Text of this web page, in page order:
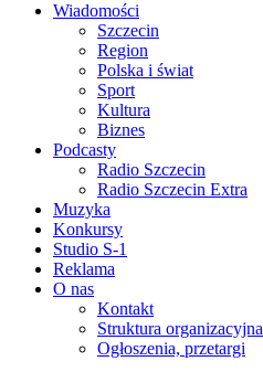
Wiadomości
Szczecin
Region
Polska i świat
Sport
Kultura
Biznes
Podcasty
Radio Szczecin
Radio Szczecin Extra
Muzyka
Konkursy
Studio S-1
Reklama
O nas
Kontakt
Struktura organizacyjna
Ogłoszenia, przetargi